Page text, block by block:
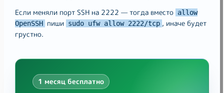
Если меняли порт SSH на 2222 — тогда вместо allow
OpenSSH пиши sudo ufw allow 2222/tcp , иначе будет
грустно.
1 месяц бесплатно